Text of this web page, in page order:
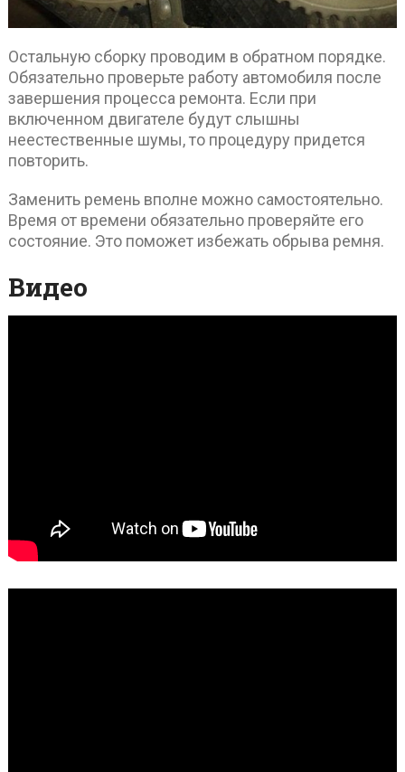
Остальную сборку проводим в обратном порядке.
Обязательно проверьте работу автомобиля после
завершения процесса ремонта. Если при
включенном двигателе будут слышны
неестественные шумы, то процедуру придется
повторить.
Заменить ремень вполне можно самостоятельно.
Время от времени обязательно проверяйте его
состояние. Это поможет избежать обрыва ремня.
Видео